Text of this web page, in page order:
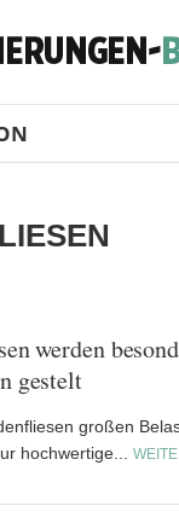
werden
gestelt
großen
hochwertige...